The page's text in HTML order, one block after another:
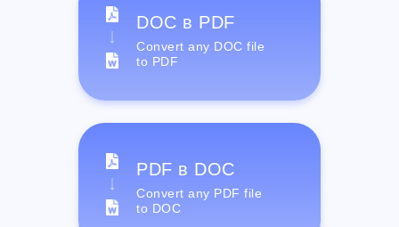
DOC в PDF
Convert any DOC file
to PDF
PDF в DOC
Convert any PDF file
to DOC